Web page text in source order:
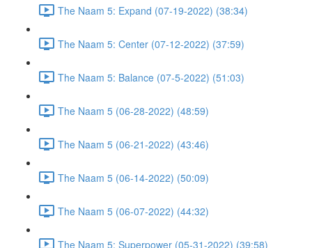
The Naam 5: Expand (07-19-2022) (38:34)
The Naam 5: Center (07-12-2022) (37:59)
The Naam 5: Balance (07-5-2022) (51:03)
The Naam 5 (06-28-2022) (48:59)
The Naam 5 (06-21-2022) (43:46)
The Naam 5 (06-14-2022) (50:09)
The Naam 5 (06-07-2022) (44:32)
The Naam 5: Superpower (05-31-2022) (39:58)